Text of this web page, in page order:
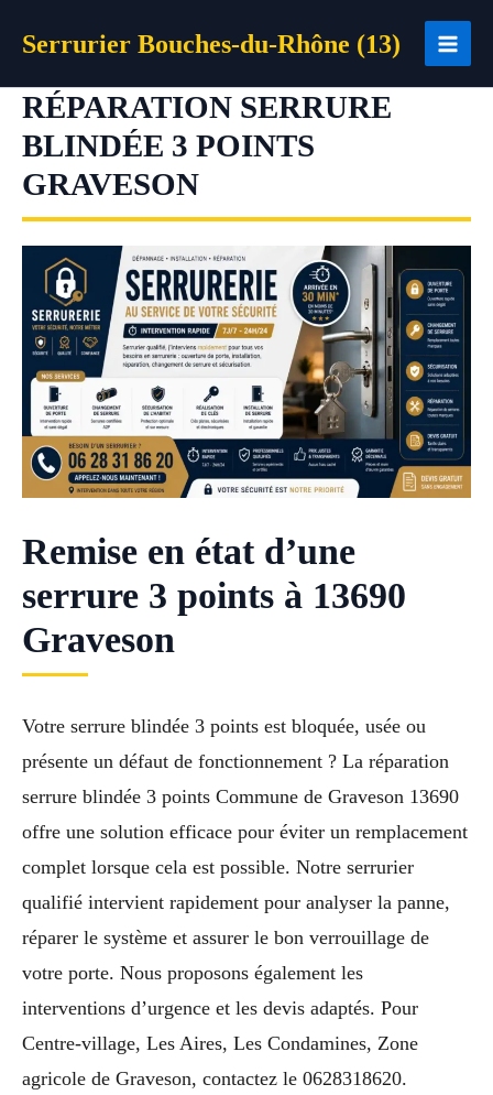
Serrurier Bouches-du-Rhône (13)
RÉPARATION SERRURE
BLINDÉE 3 POINTS
GRAVESON
Remise en état d’une
serrure 3 points à 13690
Graveson
Votre serrure blindée 3 points est bloquée, usée ou
présente un défaut de fonctionnement ? La réparation
serrure blindée 3 points Commune de Graveson 13690
offre une solution efficace pour éviter un remplacement
complet lorsque cela est possible. Notre serrurier
qualifié intervient rapidement pour analyser la panne,
réparer le système et assurer le bon verrouillage de
votre porte. Nous proposons également les
interventions d’urgence et les devis adaptés. Pour
Centre-village, Les Aires, Les Condamines, Zone
agricole de Graveson, contactez le 0628318620.